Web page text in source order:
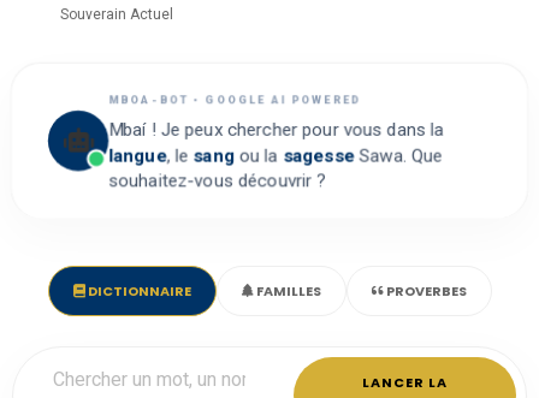
Souverain Actuel
MBOA-BOT • GOOGLE AI POWERED
Mbaí ! Je peux chercher pour vous dans la
langue, le sangou la sagesseSawa. Que
souhaitez-vous découvrir ?
DICTIONNAIRE FAMILLES PROVERBES
LANCER LA